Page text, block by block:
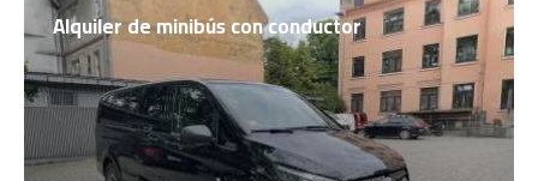
Alquiler de minibús con conductor